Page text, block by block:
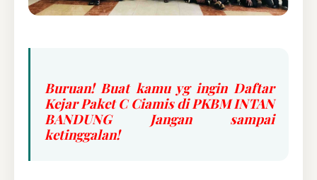
Buruan! Buat kamu yg ingin Daftar
Kejar Paket C Ciamis di PKBM INTAN
BANDUNG Jangan sampai
ketinggalan!